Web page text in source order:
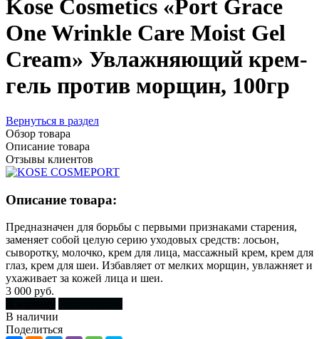
Kose Cosmetics «Port Grace
One Wrinkle Care Moist Gel
Cream» Увлажняющий крем-
гель против морщин, 100гр
Вернуться в раздел
Обзор товара
Описание товара
Отзывы клиентов
Описание товара:
Предназначен для борьбы с первыми признаками старения,
заменяет собой целую серию уходовых средств: лосьон,
сыворотку, молочко, крем для лица, массажный крем, крем для
глаз, крем для шеи. Избавляет от мелких морщин, увлажняет и
ухаживает за кожей лица и шеи.
3 000 руб.
В наличии
Поделиться